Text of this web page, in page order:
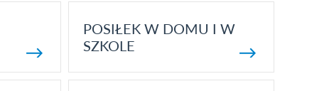
POSIŁEK W DOMU I W
SZKOLE